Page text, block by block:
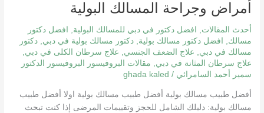
أمراض وجراحة المسالك البولية
أحدث المقالات, افضل دكتور في دبي للمسالك البولية,
افضل دكتور
مسالك, افضل دكتور مسالك بولية,دكتور مسالك بولية في دبي,دكتور
مسالك في دبي, علاج الضعف الجنسي, علاج سرطان الكلى في دبي,
علاج سرطان المثانة في دبي, مقالات البروفيسور البروفيسور الدكتور
سمير أحمد السامرائي /
ghada kaled
أفضل طبيب مسالك بولية أفضل طبيب مسالك بولية اولا أفضل طبيب
مسالك بولية: دليلك الشامل للحجز وتقييمات المرضى إذا كنت تبحث